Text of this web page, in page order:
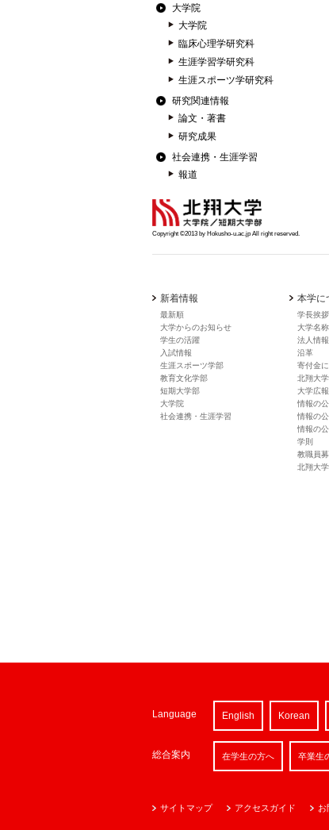
大学院
大学院
臨床心理学研究科
生涯学習学研究科
生涯スポーツ学研究科
研究関連情報
論文・著書
研究成果
社会連携・生涯学習
報道
Copyright ©2013 by Hokusho-u.ac.jp All right reserved.
新着情報
最新順
大学からのお知らせ
学生の活躍
入試情報
生涯スポーツ学部
教育文化学部
短期大学部
大学院
社会連携・生涯学習
本学に
学長挨拶
大学名
法人情報
沿革
寄付金
北翔大
大学広
情報の
情報の
情報の
学則
教職員
北翔大
Language English Korean
総合案内 在学生の方へ 卒業生
サイトマップ アクセスガイド お